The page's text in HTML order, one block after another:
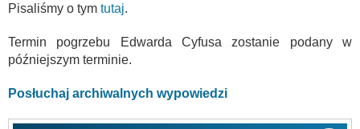
Pisaliśmy o tym tutaj.
Termin pogrzebu Edwarda Cyfusa zostanie podany w
późniejszym terminie.
Posłuchaj archiwalnych wypowiedzi